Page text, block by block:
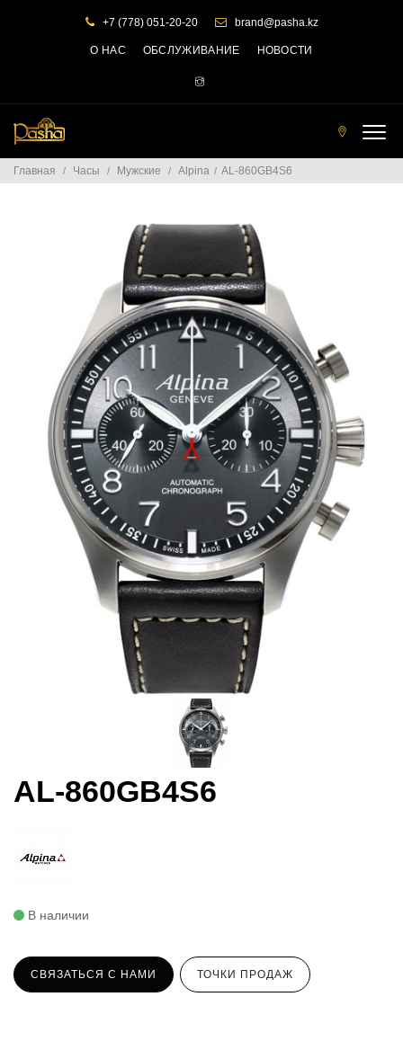
+7 (778) 051-20-20 brand@pasha.kz
О НАС ОБСЛУЖИВАНИЕ НОВОСТИ
Главная Часы Мужские Alpina AL-860GB4S6
AL-860GB4S6
В наличии
СВЯЗАТЬСЯ С НАМИ ТОЧКИ ПРОДАЖ